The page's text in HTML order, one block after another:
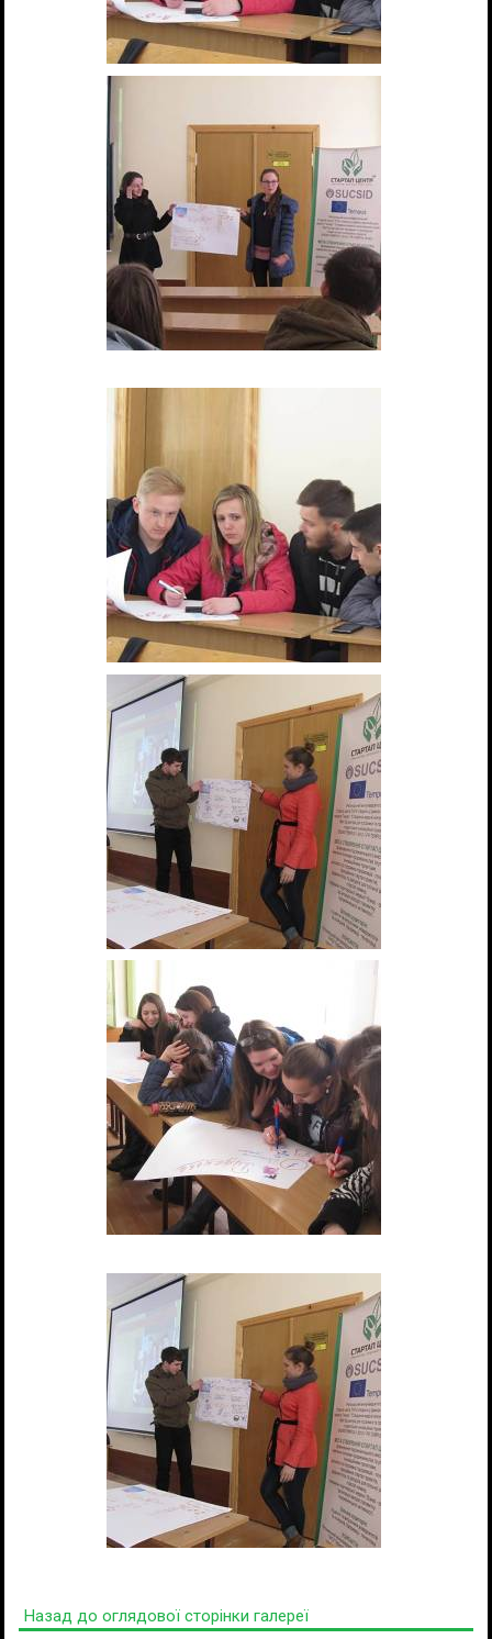
Назад до оглядової сторінки галереї